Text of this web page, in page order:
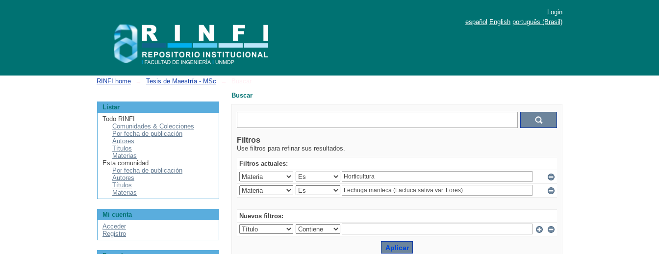
Login
español English português (Brasil)
RINFI home Tesis de Maestría - MSc
Buscar
Filtros
Use filtros para refinar sus resultados.
Filtros actuales:
Nuevos filtros:
Listar
Todo RINFI
Comunidades & Colecciones
Por fecha de publicación
Autores
Títulos
Materias
Esta comunidad
Por fecha de publicación
Autores
Títulos
Materias
Mi cuenta
Acceder
Registro